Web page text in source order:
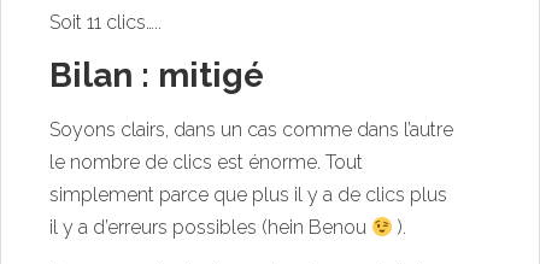
Soit 11 clics…..
Bilan : mitigé
Soyons clairs, dans un cas comme dans l’autre
le nombre de clics est énorme. Tout
simplement parce que plus il y a de clics plus
il y a d’erreurs possibles (hein Benou
).